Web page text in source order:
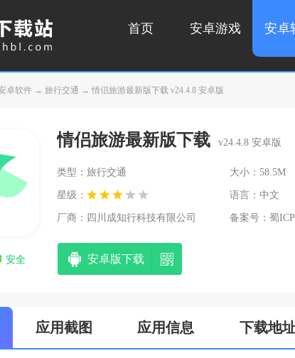
首页 安卓游戏 安卓
卓软件 → 旅行交通 → 情侣旅游最新版下载 v24.4.8 安卓版
情侣旅游最新版下载 v24.4.8 安卓版
类型：旅行交通 大小：58.5M
星级： 语言：中文
厂商： 四川成知行科技有限公司 备案号：蜀
安全 安卓版下载
应用截图 应用信息 下载地